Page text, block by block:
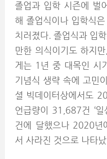
졸업과 입학 시즌에 벌
해 졸업식이나 입학식
치러졌다. 졸업식과 입
만한 의식이기도 하지
게는 1년 중 대목인 시
기념식 생략 속에 고민
셜 빅데이터상에서도
언급량이 31,687건 ‘
건에 달했으나 2020년
서 사라진 것으로 나타